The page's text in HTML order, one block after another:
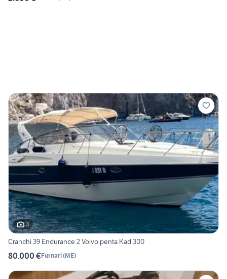
3
Cranchi 39 Endurance 2 Volvo penta Kad 300
80.000 €Furnari(ME)